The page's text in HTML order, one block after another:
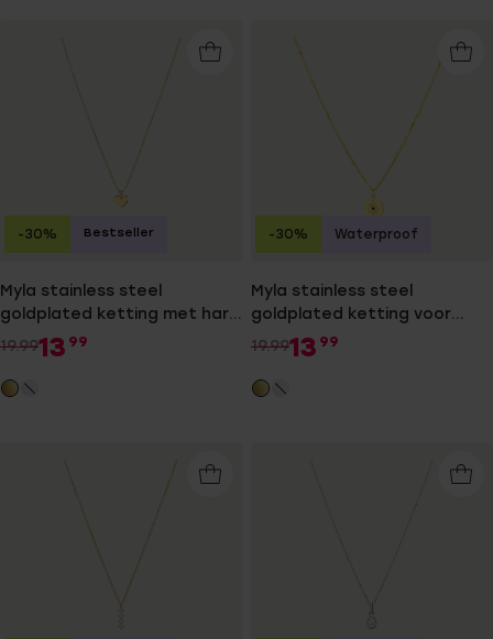
Myla stainless steel
goldplated ketting met hart
voor dames
19.9913 99
-30% Bestseller
Myla stainless steel
goldplated ketting voor
dames
19.9913 99
-30% Waterproof